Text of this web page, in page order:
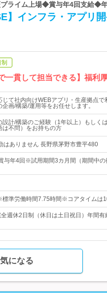
ライム上場◆賞与年4回支給◆
】インフラ・アプリ
一貫して担当できる】福利
て社内向けWEBアプリ・生産拠点
画/構築/運用等をお任せします。
設計/構築のご経験（1年以上）もしく
は不問）をお持ちの方
ありません 長野県茅野市豊平480
与年4回※試用期間3カ月間（期間中
準労働時間7.75時間※コアタイムは
週休2日制（休日は土日祝日）年間有
気になる